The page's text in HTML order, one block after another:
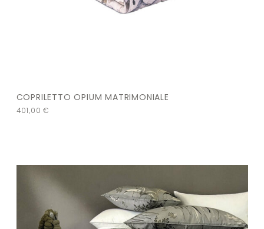
COPRILETTO OPIUM MATRIMONIALE
401,00€